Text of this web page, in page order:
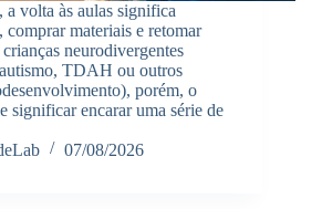
a volta às aulas significa
comprar materiais e retomar
neurodivergentes
TDAH ou outros
porém, o
significar encarar uma série de
07/08/2026